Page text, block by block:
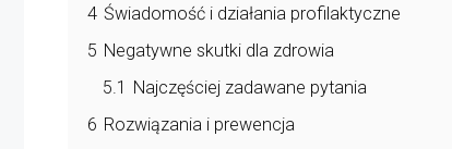
4 Świadomość i działania profilaktyczne
5 Negatywne skutki dla zdrowia
5.1 Najczęściej zadawane pytania
6 Rozwiązania i prewencja